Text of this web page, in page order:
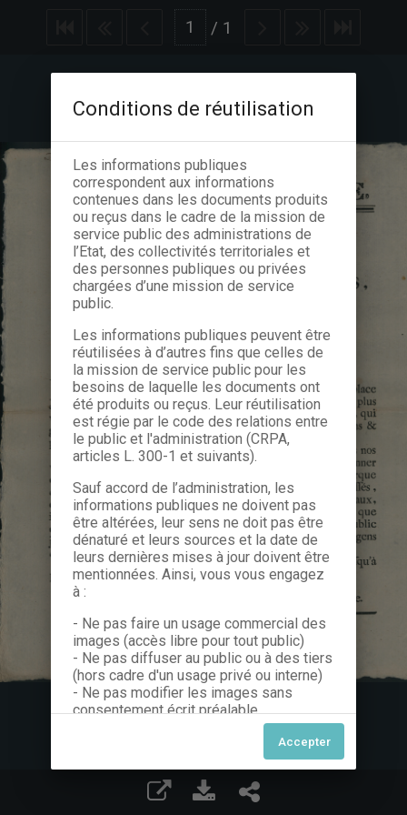
/ 1
Conditions de réutilisation
Les informations publiques
correspondent aux informations
contenues dans les documents produits
ou reçus dans le cadre de la mission de
service public des administrations de
l’Etat, des collectivités territoriales et
des personnes publiques ou privées
chargées d’une mission de service
public.
Les informations publiques peuvent être
réutilisées à d’autres fins que celles de
la mission de service public pour les
besoins de laquelle les documents ont
été produits ou reçus. Leur réutilisation
est régie par le code des relations entre
le public et l'administration (CRPA,
articles L. 300-1 et suivants).
Sauf accord de l’administration, les
informations publiques ne doivent pas
être altérées, leur sens ne doit pas être
dénaturé et leurs sources et la date de
leurs dernières mises à jour doivent être
mentionnées. Ainsi, vous vous engagez
à :
- Ne pas faire un usage commercial des
images (accès libre pour tout public)
- Ne pas diffuser au public ou à des tiers
(hors cadre d'un usage privé ou interne)
- Ne pas modifier les images sans
consentement écrit préalable
Dans le cas contraire, nous vous invitons
à nous contacter afin de solliciter le type
de Licence souhaitée parmi celles
proposées et le cas échéant, acquitter